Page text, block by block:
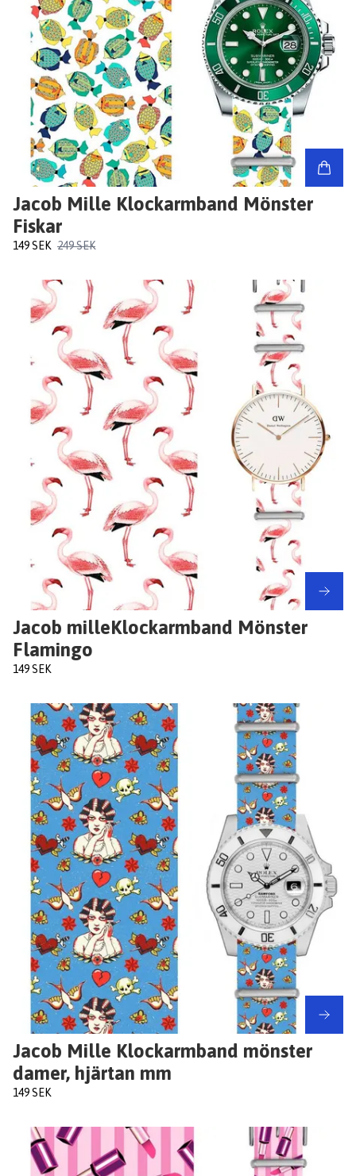
Jacob Mille Klockarmband Mönster
Fiskar
149 SEK 249 SEK
Jacob milleKlockarmband Mönster
Flamingo
149 SEK
Jacob Mille Klockarmband mönster
damer, hjärtan mm
149 SEK